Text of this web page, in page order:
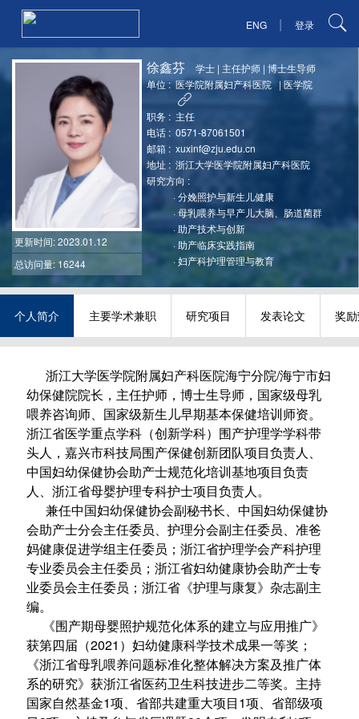
ENG | 登录
更新时间: 2023.01.12
总访问量: 16244
徐鑫芬 学士 | 主任护师 |博士生导师
单位 : 医学院附属妇产科医院 | 医学院
职务 : 主任
电话 : 0571-87061501
邮箱 : xuxinf@zju.edu.cn
地址 : 浙江大学医学院附属妇产科医院
研究方向 :
·分娩照护与新生儿健康
·母乳喂养与早产儿大脑、肠道菌群
· 助产技术与创新
· 助产临床实践指南
·妇产科护理管理与教育
个人简介 主要学术兼职 研究项目 发表论文 奖
浙江大学医学院附属妇产科医院海宁分院/海宁市妇
幼保健院院长，主任护师，博士生导师，国家级母乳
喂养咨询师、国家级新生儿早期基本保健培训师资。
浙江省医学重点学科（创新学科）围产护理学学科带
头人，嘉兴市科技局围产保健创新团队项目负责人、
中国妇幼保健协会助产士规范化培训基地项目负责
人、浙江省母婴护理专科护士项目负责人。
兼任中国妇幼保健协会副秘书长、中国妇幼保健协
会助产士分会主任委员、护理分会副主任委员、准爸
妈健康促进学组主任委员；浙江省护理学会产科护理
专业委员会主任委员；浙江省妇幼健康协会助产士专
业委员会主任委员；浙江省《护理与康复》杂志副主
编。
《围产期母婴照护规范化体系的建立与应用推广》
获第四届（2021）妇幼健康科学技术成果一等奖；
《浙江省母乳喂养问题标准化整体解决方案及推广体
系的研究》获浙江省医药卫生科技进步二等奖。主持
国家自然基金1项、省部共建重大项目1项、省部级项